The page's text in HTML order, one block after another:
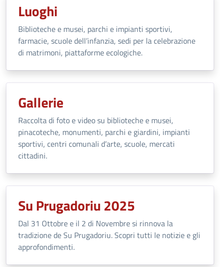
Luoghi
Biblioteche e musei, parchi e impianti sportivi,
farmacie, scuole dell’infanzia, sedi per la celebrazione
di matrimoni, piattaforme ecologiche.
Gallerie
Raccolta di foto e video su biblioteche e musei,
pinacoteche, monumenti, parchi e giardini, impianti
sportivi, centri comunali d’arte, scuole, mercati
cittadini.
Su Prugadoriu 2025
Dal 31 Ottobre e il 2 di Novembre si rinnova la
tradizione de Su Prugadoriu. Scopri tutti le notizie e gli
approfondimenti.